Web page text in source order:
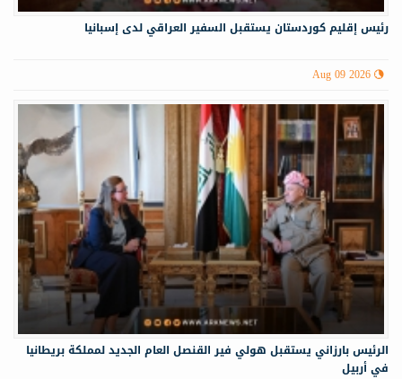
رئيس إقليم كوردستان يستقبل السفير العراقي لدى إسبانيا
Aug 09 2026
الرئيس بارزاني يستقبل هولي فير القنصل العام الجديد لمملكة بريطانيا
في أربيل